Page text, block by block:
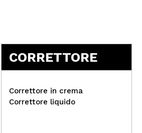
CORRETTORE
Correttore in crema
Correttore liquido